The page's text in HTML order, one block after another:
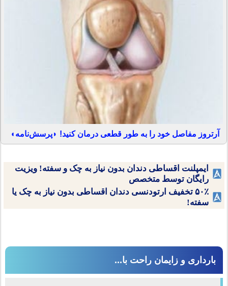
آرتروز مفاصل خود را به طور قطعی درمان کنید! ◗پرسش‌نامه◖
ایمپلنت اقساطی دندان بدون نیاز به چک و سفته! ویزیت
رایگان توسط متخصص
۵۰٪ تخفیف ارتودنسی دندان اقساطی بدون نیاز به چک یا
سفته!
بارداری و زایمان راحت با...